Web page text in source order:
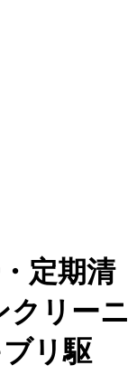
定期清
クリーニ
リ駆